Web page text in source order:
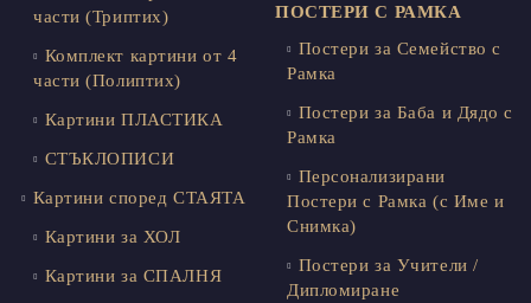
части (Триптих)
Комплект картини от 4
части (Полиптих)
Картини ПЛАСТИКА
СТЪКЛОПИСИ
Картини според СТАЯТА
Картини за ХОЛ
Картини за СПАЛНЯ
ПОСТЕРИ С РАМКА
Постери за Семейство с
Рамка
Постери за Баба и Дядо с
Рамка
Персонализирани
Постери с Рамка (с Име и
Снимка)
Постери за Учители /
Дипломиране